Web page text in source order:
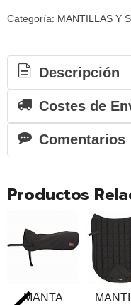
Categoría: MANTILLAS Y
Descripción
Costes de
Comentarios
Productos
MANTA